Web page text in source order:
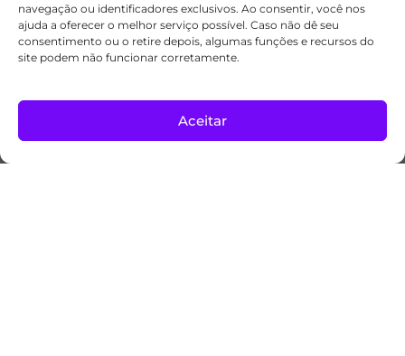
navegação ou identificadores exclusivos. Ao consentir, você nos
ajuda a oferecer o melhor serviço possível. Caso não dê seu
consentimento ou o retire depois, algumas funções e recursos do
site podem não funcionar corretamente.
Aceitar
a Ester 4:14